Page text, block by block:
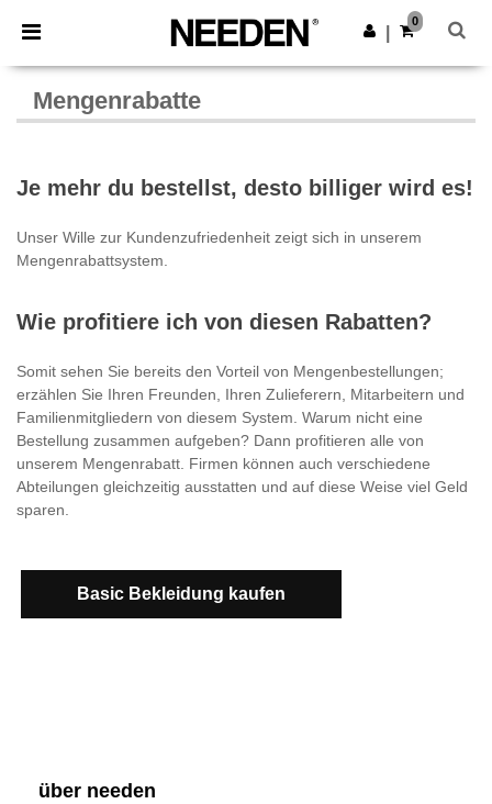
× Needen App
Bessere Preise in der App!
App holen
0
Mengenrabatte
Je mehr du bestellst, desto billiger wird es!
Unser Wille zur Kundenzufriedenheit zeigt sich in unserem
Mengenrabattsystem.
Wie profitiere ich von diesen Rabatten?
Somit sehen Sie bereits den Vorteil von Mengenbestellungen;
erzählen Sie Ihren Freunden, Ihren Zulieferern, Mitarbeitern und
Familienmitgliedern von diesem System. Warum nicht eine
Bestellung zusammen aufgeben? Dann profitieren alle von
unserem Mengenrabatt. Firmen können auch verschiedene
Abteilungen gleichzeitig ausstatten und auf diese Weise viel Geld
sparen.
Basic Bekleidung kaufen
über needen